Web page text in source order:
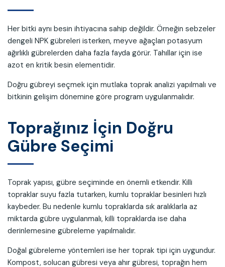
Her bitki aynı besin ihtiyacına sahip değildir. Örneğin sebzeler
dengeli NPK gübreleri isterken, meyve ağaçları potasyum
ağırlıklı gübrelerden daha fazla fayda görür. Tahıllar için ise
azot en kritik besin elementidir.
Doğru gübreyi seçmek için mutlaka toprak analizi yapılmalı ve
bitkinin gelişim dönemine göre program uygulanmalıdır.
Toprağınız İçin Doğru
Gübre Seçimi
Toprak yapısı, gübre seçiminde en önemli etkendir. Killi
topraklar suyu fazla tutarken, kumlu topraklar besinleri hızlı
kaybeder. Bu nedenle kumlu topraklarda sık aralıklarla az
miktarda gübre uygulanmalı, killi topraklarda ise daha
derinlemesine gübreleme yapılmalıdır.
Doğal gübreleme yöntemleri ise her toprak tipi için uygundur.
Kompost, solucan gübresi veya ahır gübresi, toprağın hem